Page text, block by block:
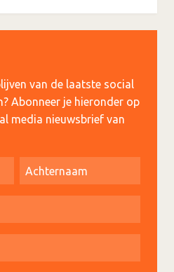
van de laatste social
Abonneer je hieronder op
media nieuwsbrief van